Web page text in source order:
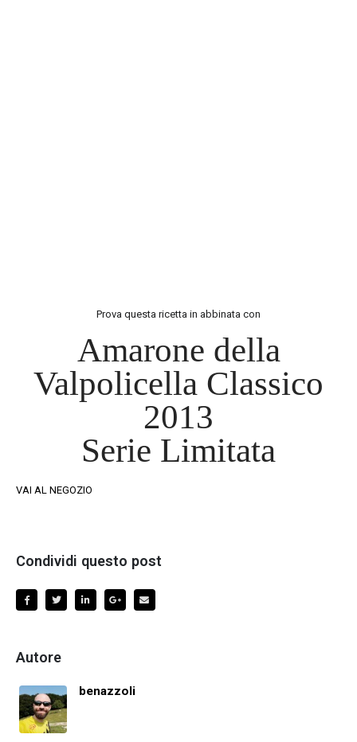
Prova questa ricetta in abbinata con
Amarone della
Valpolicella Classico
2013
Serie Limitata
VAI AL NEGOZIO
Condividi questo post
Autore
benazzoli